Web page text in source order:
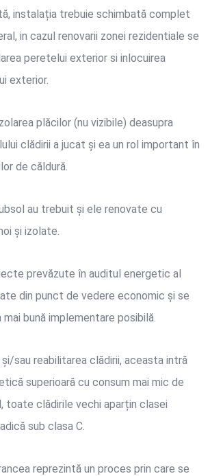
instalația trebuie schimbată complet
in cazul renovarii zonei rezidentiale se
peretelui exterior si inlocuirea
exterior.
plăcilor (nu vizibile) deasupra
clădirii a jucat și ea un rol important în
de căldură.
au trebuit și ele renovate cu
și izolate.
prevăzute în auditul energetic al
din punct de vedere economic și se
bună implementare posibilă.
și/sau reabilitarea clădirii, aceasta intră
superioară cu consum mai mic de
toate clădirile vechi aparțin clasei
sub clasa C.
reprezintă un proces prin care se